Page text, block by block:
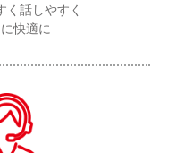
く話しやすく
快適に